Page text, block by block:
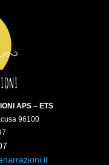
APS – ETS
96100